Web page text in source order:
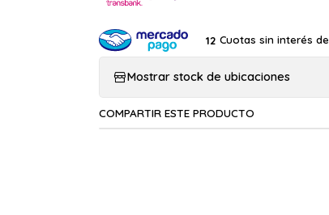
12 Cuotas sin interés de
Mostrar stock de ubicaciones
COMPARTIR ESTE PRODUCTO